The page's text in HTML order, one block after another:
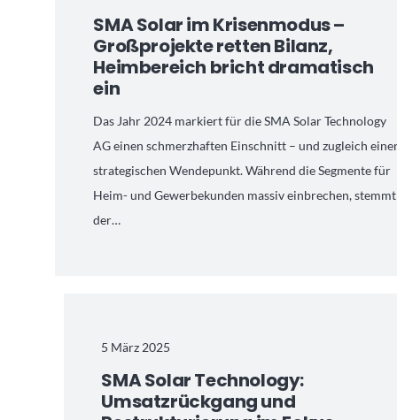
SMA Solar im Krisenmodus –
Großprojekte retten Bilanz,
Heimbereich bricht dramatisch
ein
Das Jahr 2024 markiert für die SMA Solar Technology
AG einen schmerzhaften Einschnitt – und zugleich
strategischen Wendepunkt. Während die Segmente für
Heim- und Gewerbekunden massiv einbrechen, stemmt
der…
5 März 2025
SMA Solar Technology:
Umsatzrückgang und